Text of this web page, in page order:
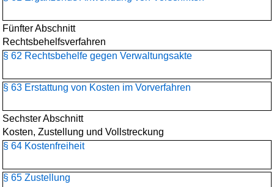
Fünfter Abschnitt
Rechtsbehelfsverfahren
§ 62 Rechtsbehelfe gegen Verwaltungsakte
§ 63 Erstattung von Kosten im Vorverfahren
Sechster Abschnitt
Kosten, Zustellung und Vollstreckung
§ 64 Kostenfreiheit
§ 65 Zustellung